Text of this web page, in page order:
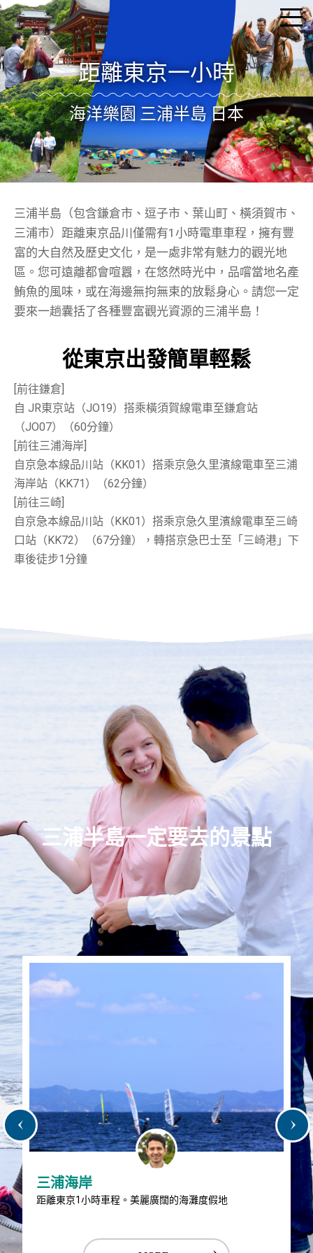
距離東京一小時
海洋樂園 三浦半島 日本
三浦半島（包含鎌倉市、逗子市、葉山町、橫須賀市、
三浦市）距離東京品川僅需有1小時電車車程，擁有豐
富的大自然及歷史文化，是一處非常有魅力的觀光地
區。您可遠離都會喧囂，在悠然時光中，品嚐當地名產
鮪魚的風味，或在海邊無拘無束的放鬆身心。請您一定
要來一趟囊括了各種豐富觀光資源的三浦半島！
從東京出發簡單輕鬆
[前往鎌倉]
自 JR東京站（JO19）搭乘橫須賀線電車至鎌倉站
（JO07）（60分鐘）
[前往三浦海岸]
自京急本線品川站（KK01）搭乘京急久里濱線電車至三浦
海岸站（KK71）（62分鐘）
[前往三崎]
自京急本線品川站（KK01）搭乘京急久里濱線電車至三崎
口站（KK72）（67分鐘），轉搭京急巴士至「三崎港」下
車後徒步1分鐘
三浦半島一定要去的景點
三浦海岸
距離東京1小時車程。美麗廣闊的海灘度假地